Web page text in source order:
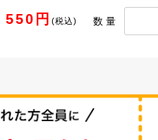
550円 (税込) 数量